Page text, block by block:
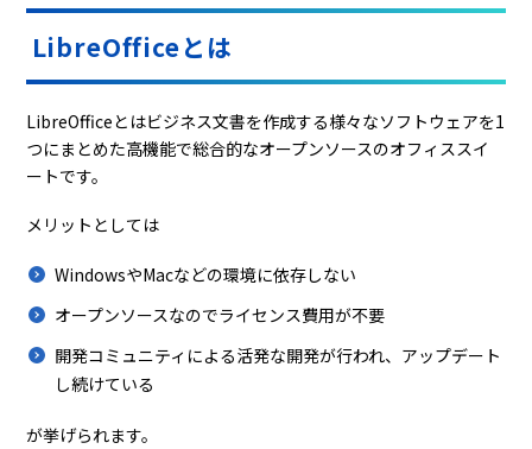
LibreOfficeとは
LibreOfficeとはビジネス文書を作成する様々なソフトウェアを1
つにまとめた高機能で総合的なオープンソースのオフィススイ
ートです。
メリットとしては
WindowsやMacなどの環境に依存しない
オープンソースなのでライセンス費用が不要
開発コミュニティによる活発な開発が行われ、アップデート
し続けている
が挙げられます。